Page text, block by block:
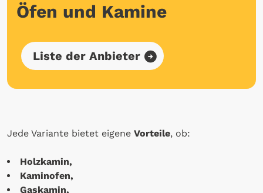
Öfen und Kamine
Liste der Anbieter
Jede Variante bietet eigene Vorteile, ob:
Holzkamin,
Kaminofen,
Gaskamin,